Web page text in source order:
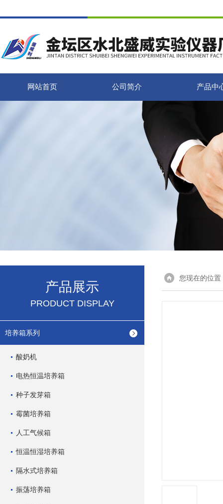
网站首页 公司简介 产品中
产品展示
PRODUCT DISPLAY
培养箱系列
酸奶机
电热恒温培养箱
种子发芽箱
霉菌培养箱
人工气候箱
恒温恒湿培养箱
隔水式培养箱
振荡培养箱
您现在的位置